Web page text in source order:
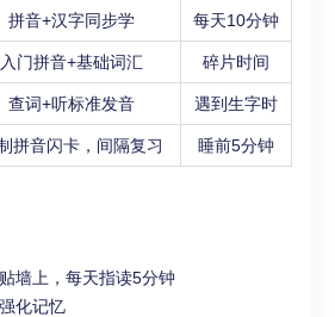
拼音+汉字同步学 每天10分钟
入门拼音+基础词汇 碎片时间
查词+听标准发音 遇到生字时
拼音闪卡，间隔复习 睡前5分钟
贴墙上，每天指读5分钟
化记忆